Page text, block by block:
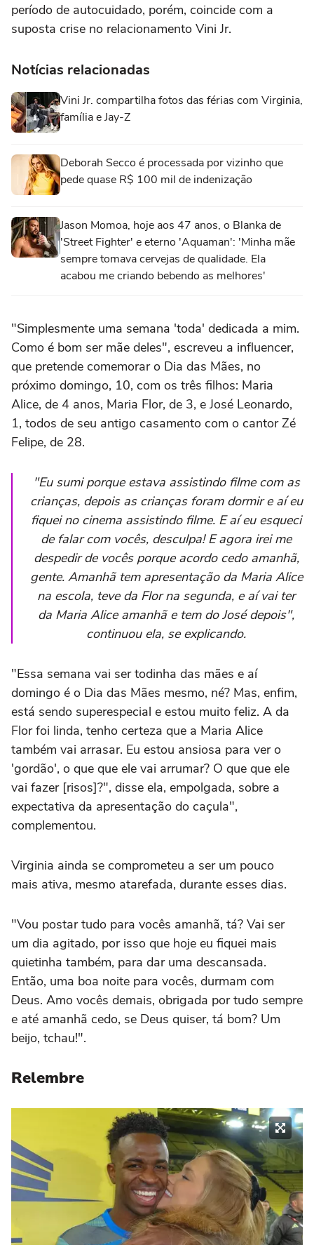
período de autocuidado, porém, coincide com a
suposta crise no relacionamento Vini Jr.
Notícias relacionadas
Vini Jr. compartilha fotos das férias com Virginia,
família e Jay-Z
Deborah Secco é processada por vizinho que
pede quase R$ 100 mil de indenização
Jason Momoa, hoje aos 47 anos, o Blanka de
'Street Fighter' e eterno 'Aquaman': 'Minha mãe
sempre tomava cervejas de qualidade. Ela
acabou me criando bebendo as melhores'
"Simplesmente uma semana 'toda' dedicada a mim.
Como é bom ser mãe deles", escreveu a influencer,
que pretende comemorar o Dia das Mães, no
próximo domingo, 10, com os três filhos: Maria
Alice, de 4 anos, Maria Flor, de 3, e José Leonardo,
1, todos de seu antigo casamento com o cantor Zé
Felipe, de 28.
"Eu sumi porque estava assistindo filme com as
crianças, depois as crianças foram dormir e aí eu
fiquei no cinema assistindo filme. E aí eu esqueci
de falar com vocês, desculpa! E agora irei me
despedir de vocês porque acordo cedo amanhã,
gente. Amanhã tem apresentação da Maria Alice
na escola, teve da Flor na segunda, e aí vai ter
da Maria Alice amanhã e tem do José depois",
continuou ela, se explicando.
"Essa semana vai ser todinha das mães e aí
domingo é o Dia das Mães mesmo, né? Mas, enfim,
está sendo superespecial e estou muito feliz. A da
Flor foi linda, tenho certeza que a Maria Alice
também vai arrasar. Eu estou ansiosa para ver o
'gordão', o que que ele vai arrumar? O que que ele
vai fazer [risos]?", disse ela, empolgada, sobre a
expectativa da apresentação do caçula",
complementou.
Virginia ainda se comprometeu a ser um pouco
mais ativa, mesmo atarefada, durante esses dias.
"Vou postar tudo para vocês amanhã, tá? Vai ser
um dia agitado, por isso que hoje eu fiquei mais
quietinha também, para dar uma descansada.
Então, uma boa noite para vocês, durmam com
Deus. Amo vocês demais, obrigada por tudo sempre
e até amanhã cedo, se Deus quiser, tá bom? Um
beijo, tchau!".
Relembre